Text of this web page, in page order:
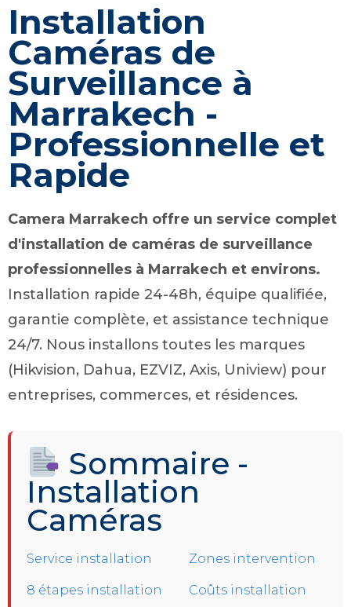
Installation
Caméras de
Surveillance à
Marrakech -
Professionnelle et
Rapide
Camera Marrakech offre un service complet
d'installation de caméras de surveillance
professionnelles à Marrakech et environs.
Installation rapide 24-48h, équipe qualifiée,
garantie complète, et assistance technique
24/7. Nous installons toutes les marques
(Hikvision, Dahua, EZVIZ, Axis, Uniview) pour
entreprises, commerces, et résidences.
Sommaire -
Installation
Caméras
Service installation
8 étapes installation
Zones intervention
Coûts installation